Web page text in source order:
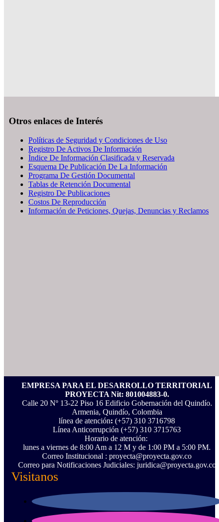
Otros enlaces de Interés
Políticas de Seguridad y Condiciones de Uso
Registro De Activos De Información
Índice De Información Clasificada y Reservada
Esquema De Publicación De La Información
Programa De Gestión Documental
Tablas de Retención Documental
Registro De Publicaciones
Costos De Reproducción
Información de Peticiones, Quejas, Denuncias y Reclamos
EMPRESA PARA EL DESARROLLO TERRITORIAL
PROYECTA Nit: 801004883-0.
Calle 20 Nº 13-22 Piso 16 Edificio Gobernación del Quindío.
Armenia, Quindío, Colombia
línea de atención: (+57) 310 3716798
Línea Anticorrupción ‪(+57) 310 3715763‬
Horario de atención:
lunes a viernes de 8:00 Am a 12 M y de 1:00 PM a 5:00 PM.
Correo Institucional : proyecta@proyecta.gov.co
Correo para Notificaciones Judiciales: juridica@proyecta.gov.co
Visitanos